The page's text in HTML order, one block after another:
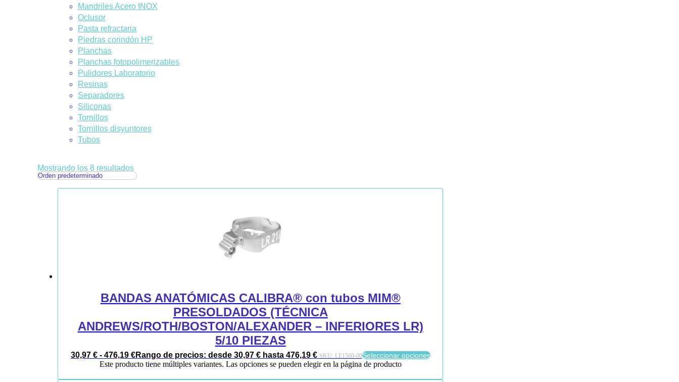
Mandriles Acero INOX
Oclusor
Pasta refractaria
Piedras corindón HP
Planchas
Planchas fotopolimerizables
Pulidores Laboratorio
Resinas
Separadores
Siliconas
Tornillos
Tornillos disyuntores
Tubos
Mostrando los 8 resultados
BANDAS ANATÓMICAS CALIBRA® con tubos MIM®
PRESOLDADOS (TÉCNICA
ANDREWS/ROTH/BOSTON/ALEXANDER – INFERIORES LR)
5/10 PIEZAS
30,97 € - 476,19 €Rango de precios: desde 30,97 € hasta 476,19 € SKU: LE1560-00Seleccionar opciones
Este producto tiene múltiples variantes. Las opciones se pueden elegir en la página de producto